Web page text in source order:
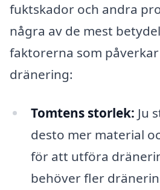
fuktskador och andra
några av de mest
faktorerna som
dränering:
Tomtens storlek: Ju
desto mer material
för att utföra
behöver fler